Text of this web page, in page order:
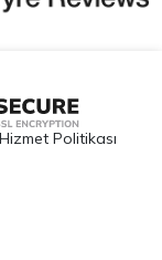
Hizmet Politikası